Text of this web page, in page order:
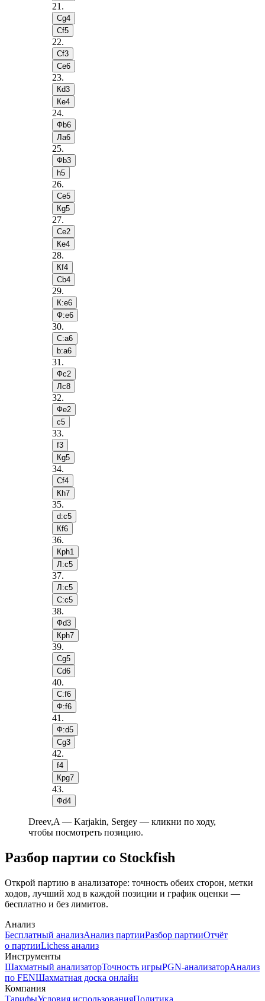
21 .
Сg4
Сf5
22.
Сf3
Сe6
23.
Кd3
Кe4
24.
Фb6
Лa6
25.
Фb3
h5
26.
Сe5
Кg5
27.
Сe2
Кe4
28.
Кf4
Сb4
29.
К:e6
Ф:e6
30.
С:a6
b:a6
31 .
Фc2
Лc8
32.
Фe2
c5
33.
f3
Кg5
34.
Сf4
Кh7
35.
d:c5
Кf6
36.
Крh1
Л:c5
37.
Л:c5
С:c5
38.
Фd3
Крh7
39.
Сg5
Сd6
40.
С:f6
Ф:f6
41 .
Ф:d5
Сg3
42.
f4
Крg7
43.
Фd4
Dreev,A — Karjakin, Sergey — кликни по ходу,
чтобы посмотреть позицию.
Разбор партии со Stockfish
Открой партию в анализаторе: точность обеих сторон, метки
ходов, лучший ход в каждой позиции и график оценки —
бесплатно и без лимитов.
Анализ
Бесплатный анализАнализ партииРазбор партииОтчёт
о партииLichess анализ
Инструменты
Шахматный анализаторТочность игрыPGN-анализаторАнализ
по FENШахматная доска онлайн
Компания
ТарифыУсловия использованияПолитика